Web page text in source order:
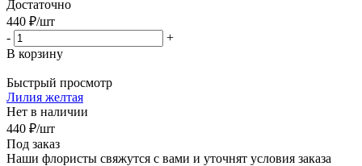
Достаточно
440 ₽/шт
-
+
В корзину
Быстрый просмотр
Лилия желтая
Нет в наличии
440 ₽/шт
Под заказ
Наши флористы свяжутся с вами и уточнят условия заказа